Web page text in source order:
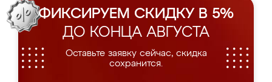
ФИКСИРУЕМ СКИДКУ В 5%
ДО КОНЦА АВГУСТА
Оставьте заявку сейчас, скидка
сохранится.